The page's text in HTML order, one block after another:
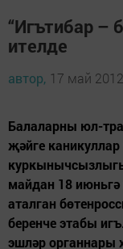
“Игътибар –
ителде
автор, 17 май
Балаларны юл-
җәйге
майдан 18 июньгә
аталган
беренче этабы
эшләр органнары